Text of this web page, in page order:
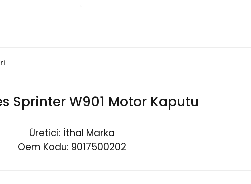
Sprinter W901 Motor Kaputu
Üretici: İthal Marka
Oem Kodu: 9017500202